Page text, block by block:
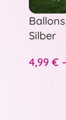
Silber
4,99 €